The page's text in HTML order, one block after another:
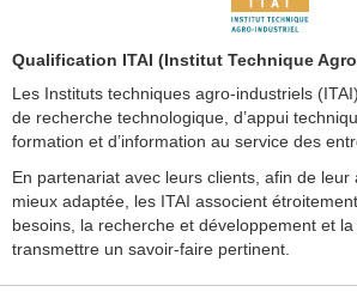
Qualification ITAI (Institut Technique
Les Instituts techniques agro-industriels
de recherche technologique, d’appui
formation et d’information au service des
En partenariat avec leurs clients, afin de leur
mieux adaptée, les ITAI associent
besoins, la recherche et développement et
transmettre un savoir-faire pertinent.